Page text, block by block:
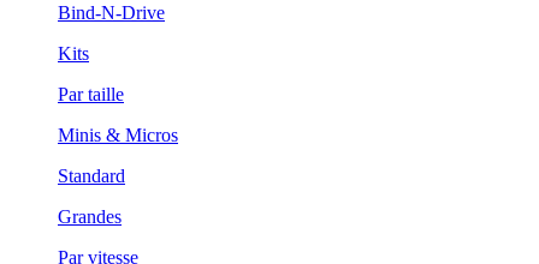
Bind-N-Drive
Kits
Par taille
Minis & Micros
Standard
Grandes
Par vitesse